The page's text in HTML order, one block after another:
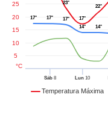
y
forma
digital
Temperatura Máxima
Sáb8 Lun 10
5
10
15
20
25
°C
23°
17°
22°
17° 17°
17°
14°
14°